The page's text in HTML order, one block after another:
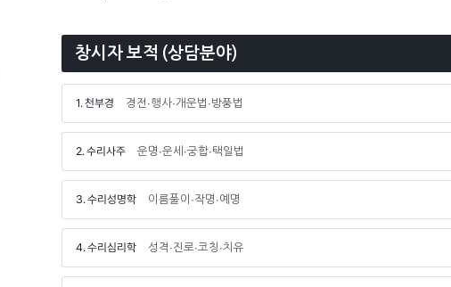
창시자 보적 (상담분야)
1. 천부경 경전∙행사∙개운법∙방풍법
2. 수리사주 운명∙운세∙궁합∙택일법
3. 수리성명학 이름풀이∙작명∙예명
4. 수리심리학 성격∙진로∙코칭∙치유